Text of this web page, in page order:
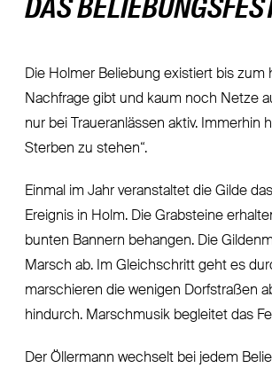
DAS
Die Holmer Beliebung existiert bis zum
Nachfrage gibt und kaum noch Netze
nur bei Traueranlässen aktiv.
Sterben zu stehen“.
Einmal im Jahr veranstaltet die Gilde das
Ereignis in Holm. Die Grabsteine
bunten Bannern behangen. Die
Marsch ab. Im Gleichschritt geht es
marschieren die wenigen Dorfstraßen
hindurch. Marschmusik begleitet das
Der Öllermann wechselt bei jedem